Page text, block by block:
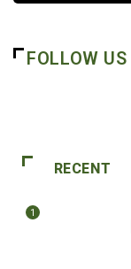
FOLLOW US
RECENT
1